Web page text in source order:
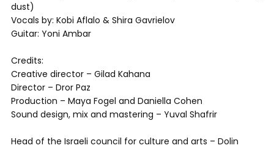
dust)
Vocals by: Kobi Aflalo & Shira Gavrielov
Guitar: Yoni Ambar
Credits:
Creative director – Gilad Kahana
Director – Dror Paz
Production – Maya Fogel and Daniella Cohen
Sound design, mix and mastering – Yuval Shafrir
Head of the Israeli council for culture and arts – Dolin